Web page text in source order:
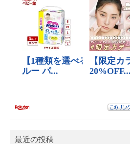
最近の投稿